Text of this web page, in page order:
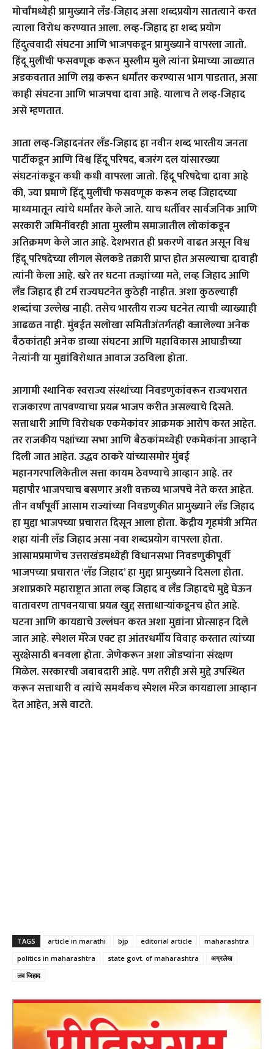
मोर्चांमध्येही प्रामुख्याने लँड-जिहाद असा शब्दप्रयोग सातत्याने करत
त्याला विरोध करण्यात आला. लव्ह-जिहाद हा शब्द प्रयोग
हिंदुत्ववादी संघटना आणि भाजपकडून प्रामुख्याने वापरला जातो.
हिंदू मुलींची फसवणूक करून मुस्लीम मुले त्यांना प्रेमाच्या जाळ्यात
अडकवतात आणि लग्न करून धर्मांतर करण्यास भाग पाडतात, असा
काही संघटना आणि भाजपचा दावा आहे. यालाच ते लव्ह-जिहाद
असे म्हणतात.
आता लव्ह-जिहादनंतर लँड-जिहाद हा नवीन शब्द भारतीय जनता
पार्टीकडून आणि विश्व हिंदू परिषद, बजरंग दल यांसारख्या
संघटनांकडून कधी कधी वापरला जातो. हिंदू परिषदेचा दावा आहे
की, ज्या प्रमाणे हिंदू मुलींची फसवणूक करून लव्ह जिहादच्या
माध्यमातून त्यांचे धर्मांतर केले जाते. याच धर्तीवर सार्वजनिक आणि
सरकारी जमिनींवरही आता मुस्लीम समाजातील लोकांकडून
अतिक्रमण केले जात आहे. देशभरात ही प्रकरणे वाढत असून विश्व
हिंदू परिषदेच्या लीगल सेलकडे तक्रारी प्राप्त होत असल्याचा दावाही
त्यांनी केला आहे. खरे तर घटना तज्ज्ञांच्या मते, लव्ह जिहाद आणि
लँड जिहाद ही टर्म राज्यघटनेत कुठेही नाहीत. अशा कुठल्याही
शब्दांचा उल्लेख नाही. तसेच भारतीय राज्य घटनेत त्याची व्याख्याही
आढळत नाही. मुंबईत सलोखा समितीअंतर्गतही क्जालेल्या अनेक
बैठकांतही अनेक डाव्या संघटना आणि महाविकास आघाडीच्या
नेत्यांनी या मुद्यांविरोधात आवाज उठविला होता.
आगामी स्थानिक स्वराज्य संस्थांच्या निवडणुकांवरून राज्यभरात
राजकारण तापवण्याचा प्रयत्न भाजप करीत असल्याचे दिसते.
सत्ताधारी आणि विरोधक एकमेकांवर आक्रमक आरोप करत आहेत.
तर राजकीय पक्षांच्या सभा आणि बैठकांमध्येही एकमेकांना आव्हाने
दिली जात आहेत. उद्धव ठाकरे यांच्यासमोर मुंबई
महानगरपालिकेतील सत्ता कायम ठेवण्याचे आव्हान आहे. तर
महापौर भाजपचाच बसणार अशी वक्तव्य भाजपचे नेते करत आहेत.
तीन वर्षांपूर्वी आसाम राज्यांच्या निवडणुकीत प्रामुख्याने लँड जिहाद
हा मुद्दा भाजपच्या प्रचारात दिसून आला होता. केंद्रीय गृहमंत्री अमित
शहा यांनी लँड जिहाद असा नवा शब्दप्रयोग वापरला होता.
आसामप्रमाणेच उत्तराखंडमध्येही विधानसभा निवडणुकीपूर्वी
भाजपच्या प्रचारात ‘लँड जिहाद’ हा मुद्दा प्रामुख्याने दिसला होता.
अशाप्रकारे महाराष्ट्रात आता लव्ह जिहाद व लँड जिहादचे मुद्दे घेऊन
वातावरण तापवनयाचा प्रयत्न खुद्द सत्ताधार्‍यांकडूनच होत आहे.
घटना आणि कायद्याचे उल्लंघन करत अशा मुद्यांना प्रोत्साहन दिले
जात आहे. स्पेशल मॅरेज एक्ट हा आंतरधर्मीय विवाह करतात त्यांच्या
सुरक्षेसाठी बनवला होता. जेणेकरून अशा जोडप्यांना संरक्षण
मिळेल. सरकारची जबाबदारी आहे. पण तरीही असे मुद्दे उपस्थित
करून सत्ताधारी व त्यांचे समर्थकच स्पेशल मॅरेज कायद्याला आव्हान
देत आहेत, असे वाटते.
TAGS article in marathi bjp editorial article
maharashtra
politics in maharashtra
state govt. of maharashtra
अग्रलेख
लव जिहाद